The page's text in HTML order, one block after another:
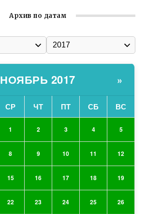
Архив по датам
НОЯБРЬ 2017 »
СР ЧТ ПТ СБ ВС
1 2 3 4 5
8 9 10 11 12
15 16 17 18 19
22 23 24 25 26